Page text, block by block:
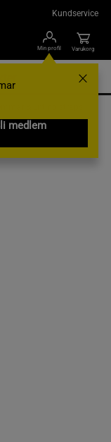
Kundservice
Min profil
medlem
Varukorg
& Lifting straps